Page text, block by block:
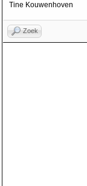
Tine Kouwenhoven
Zoek